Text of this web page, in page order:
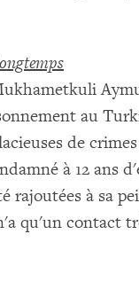
au
de
à 12 ans
rajoutées à sa
qu'un contact